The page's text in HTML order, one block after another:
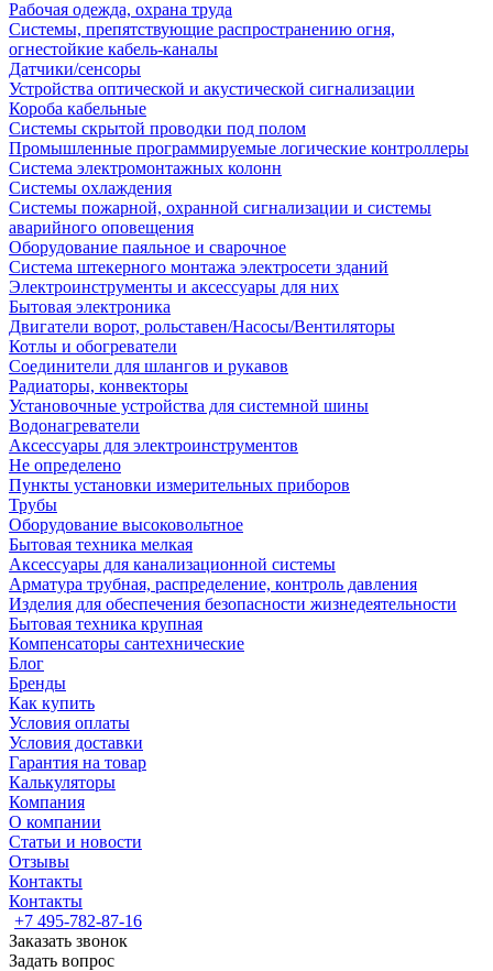
Рабочая одежда, охрана труда
Системы, препятствующие распространению огня,
огнестойкие кабель-каналы
Датчики/сенсоры
Устройства оптической и акустической сигнализации
Короба кабельные
Системы скрытой проводки под полом
Промышленные программируемые логические контроллеры
Система электромонтажных колонн
Системы охлаждения
Системы пожарной, охранной сигнализации и системы
аварийного оповещения
Оборудование паяльное и сварочное
Система штекерного монтажа электросети зданий
Электроинструменты и аксессуары для них
Бытовая электроника
Двигатели ворот, рольставен/Насосы/Вентиляторы
Котлы и обогреватели
Соединители для шлангов и рукавов
Радиаторы, конвекторы
Установочные устройства для системной шины
Водонагреватели
Аксессуары для электроинструментов
Не определено
Пункты установки измерительных приборов
Трубы
Оборудование высоковольтное
Бытовая техника мелкая
Аксессуары для канализационной системы
Арматура трубная, распределение, контроль давления
Изделия для обеспечения безопасности жизнедеятельности
Бытовая техника крупная
Компенсаторы сантехнические
Блог
Бренды
Как купить
Условия оплаты
Условия доставки
Гарантия на товар
Калькуляторы
Компания
О компании
Статьи и новости
Отзывы
Контакты
Контакты
+7 495-782-87-16
Заказать звонок
Задать вопрос